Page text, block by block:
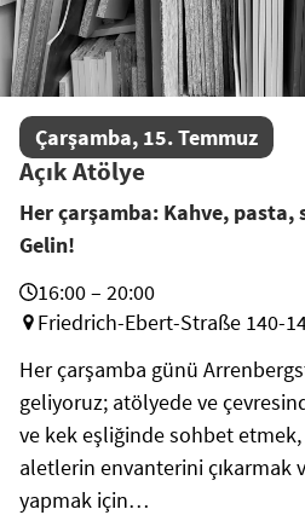
Çarşamba, 15. Temmuz
Açık Atölye
Her çarşamba: Kahve, pasta,
Gelin!
16:00 – 20:00
Friedrich-Ebert-Straße 140-
Her çarşamba günü
geliyoruz; atölyede ve
ve kek eşliğinde sohbet etmek,
aletlerin envanterini çıkarmak
yapmak için…